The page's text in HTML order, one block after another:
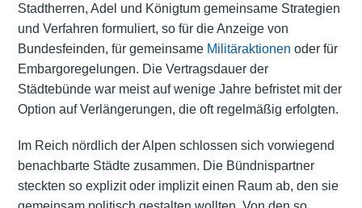
Stadtherren, Adel und Königtum gemeinsame Strategien
und Verfahren formuliert, so für die Anzeige von
Bundesfeinden, für gemeinsame Militäraktionen oder für
Embargoregelungen. Die Vertragsdauer der
Städtebünde war meist auf wenige Jahre befristet mit der
Option auf Verlängerungen, die oft regelmäßig erfolgten.
Im Reich nördlich der Alpen schlossen sich vorwiegend
benachbarte Städte zusammen. Die Bündnispartner
steckten so explizit oder implizit einen Raum ab, den sie